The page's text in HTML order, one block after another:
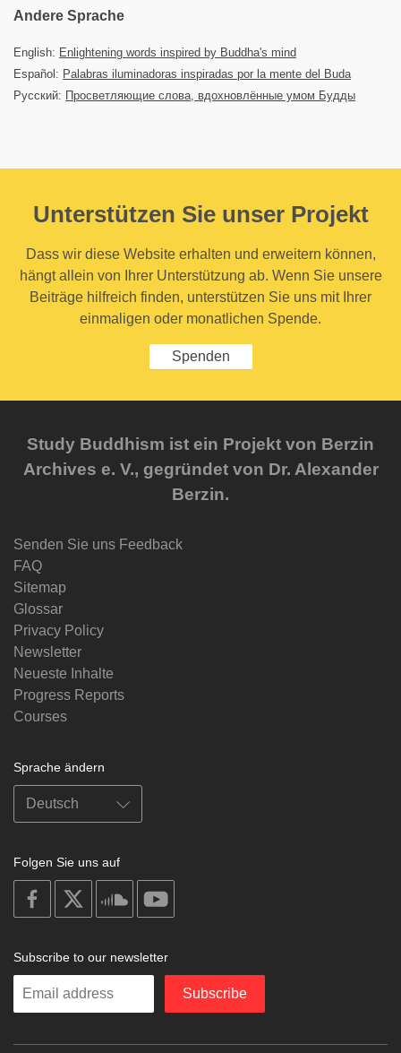
Andere Sprache
English: Enlightening words inspired by Buddha's mind
Español: Palabras iluminadoras inspiradas por la mente del Buda
Русский: Просветляющие слова, вдохновлённые умом Будды
Unterstützen Sie unser Projekt
Dass wir diese Website erhalten und erweitern können,
hängt allein von Ihrer Unterstützung ab. Wenn Sie unsere
Beiträge hilfreich finden, unterstützen Sie uns mit Ihrer
einmaligen oder monatlichen Spende.
Spenden
Study Buddhism ist ein Projekt von Berzin
Archives e. V., gegründet von Dr. Alexander
Berzin.
Senden Sie uns Feedback
FAQ
Sitemap
Glossar
Privacy Policy
Newsletter
Neueste Inhalte
Progress Reports
Courses
Sprache ändern
Folgen Sie uns auf
on
facebook
soundcloud
Subscribe to our newsletter
Enter
Subscribe